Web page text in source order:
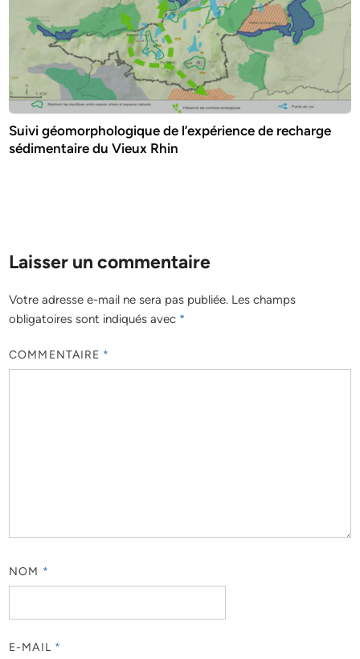
Suivi géomorphologique de l’expérience de recharge
sédimentaire du Vieux Rhin
Laisser un commentaire
Votre adresse e-mail ne sera pas publiée. Les champs
obligatoires sont indiqués avec *
COMMENTAIRE *
NOM *
E-MAIL *